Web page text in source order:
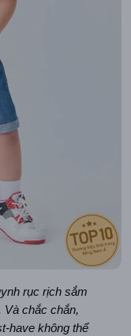
rục rịch sắm
have không thể